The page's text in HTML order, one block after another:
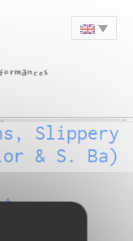
Slippery
& S. Ba)